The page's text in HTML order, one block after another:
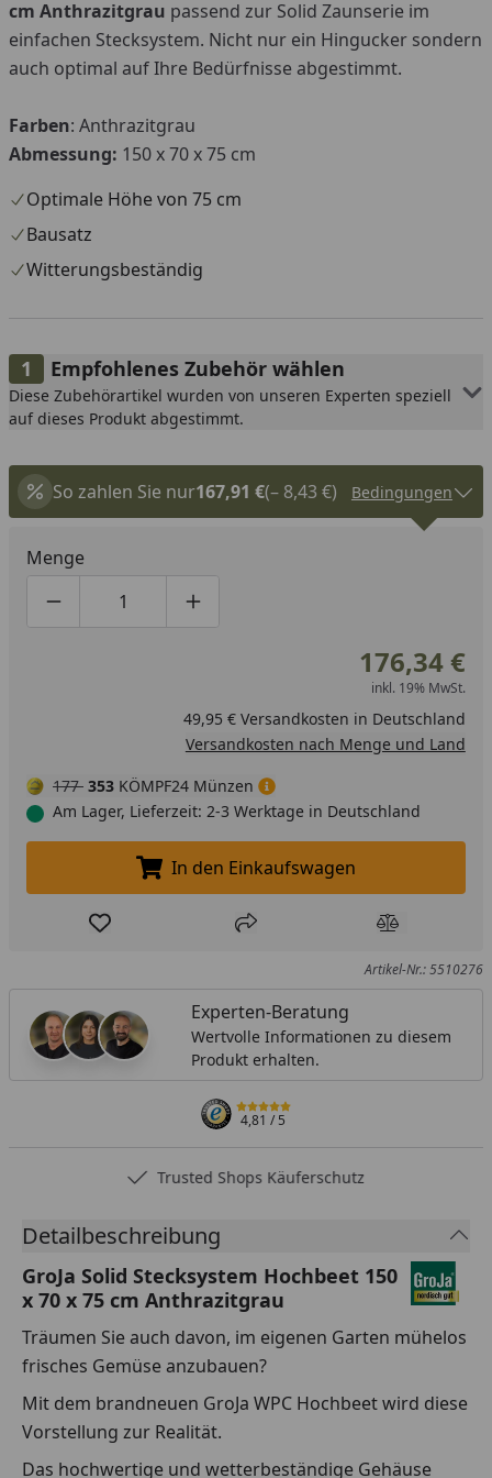
cm Anthrazitgrau passend zur Solid Zaunserie im
einfachen Stecksystem. Nicht nur ein Hingucker sondern
auch optimal auf Ihre Bedürfnisse abgestimmt.
Farben: Anthrazitgrau
Abmessung: 150 x 70 x 75 cm
Optimale Höhe von 75 cm
Bausatz
Witterungsbeständig
Empfohlenes Zubehör wählen
Diese Zubehörartikel wurden von unseren Experten speziell
auf dieses Produkt abgestimmt.
So zahlen Sie nur167,91 €(– 8,43 €) Bedingungen
Menge
Produktmenge um eins verringern
Produktmenge manuell eingeben
Produktmenge um eins erhöhen
176,34 €
inkl. 19% MwSt.
49,95 € Versandkosten in Deutschland
Versandkosten nach Menge und Land
177 353 KÖMPF24 Münzen
Am Lager, Lieferzeit: 2-3 Werktage in Deutschland
In den Einkaufswagen legen
In den Einkaufswagen
Produkt zur Wunschliste hinzufügen
Teilen Produkt
Artikel-Nr.: 5510276
Experten-Beratung
Wertvolle Informationen zu diesem
Produkt erhalten.
4,81/ 5
Trusted Shops Käuferschutz
Detailbeschreibung
GroJa Solid Stecksystem Hochbeet 150
x 70 x 75 cm Anthrazitgrau
Träumen Sie auch davon, im eigenen Garten mühelos
frisches Gemüse anzubauen?
Mit dem brandneuen GroJa WPC Hochbeet wird diese
Vorstellung zur Realität.
Das hochwertige und wetterbeständige Gehäuse